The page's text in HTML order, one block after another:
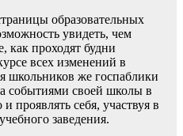
образовательных
увидеть, чем
как проходят будни
всех изменений в
школьников же госпаблики
событиями своей школы в
проявлять себя, участвуя в
заведения.